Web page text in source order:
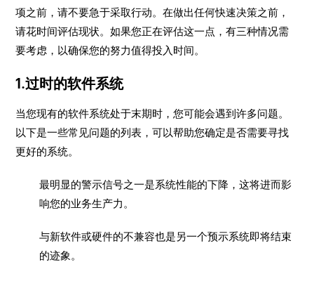
项之前，请不要急于采取行动。在做出任何快速决策之前，
请花时间评估现状。如果您正在评估这一点，有三种情况需
要考虑，以确保您的努力值得投入时间。
1.过时的软件系统
当您现有的软件系统处于末期时，您可能会遇到许多问题。
以下是一些常见问题的列表，可以帮助您确定是否需要寻找
更好的系统。
最明显的警示信号之一是系统性能的下降，这将进而影
响您的业务生产力。
与新软件或硬件的不兼容也是另一个预示系统即将结束
的迹象。